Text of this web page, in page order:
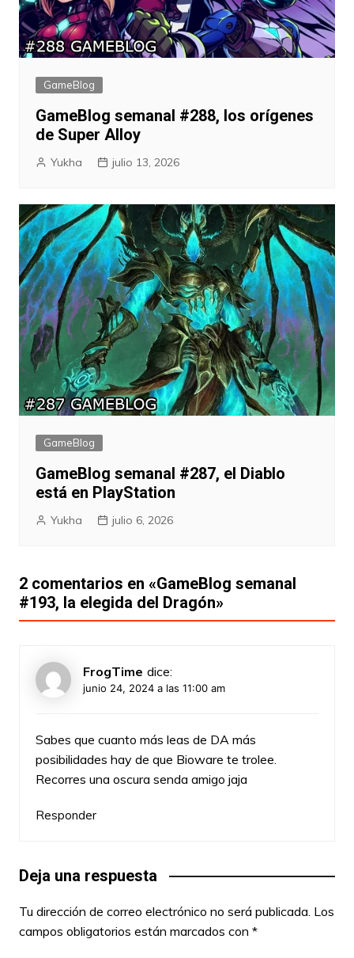
GameBlog
GameBlog semanal #288, los orígenes
de Super Alloy
Yukha julio 13, 2026
GameBlog
GameBlog semanal #287, el Diablo
está en PlayStation
Yukha julio 6, 2026
2 comentarios en «GameBlog semanal
#193, la elegida del Dragón»
FrogTime dice:
junio 24, 2024 a las 11:00 am
Sabes que cuanto más leas de DA más
posibilidades hay de que Bioware te trolee.
Recorres una oscura senda amigo jaja
Responder
Deja una respuesta
Tu dirección de correo electrónico no será publicada. Los
campos obligatorios están marcados con *